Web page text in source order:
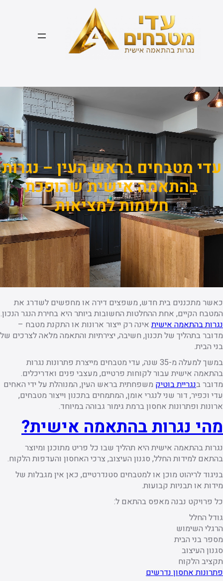
עדי מטבחים בראש העין – נגרות
בהתאמה אישית שהופכת
חלומות למציאות
כאשר מתכננים בית חדש, משפצים דירה או מחפשים לשדרג את
המטבח הקיים, אחת ההחלטות החשובות ביותר היא בחירת הנגר הנכון.
נגרות בהתאמה אישיתאינה רק ייצור ארונות או התקנת מטבח –
מדובר בתהליך של תכנון, חשיבה, יצירתיות והתאמה מלאה לצרכים של
בני הבית.
במשך למעלה מ-35 שנה, עדי מטבחים מייצרת פתרונות נגרות
בהתאמה אישית עבור לקוחות פרטיים, מעצבי פנים ואדריכלים.
מדובר בנגריית בוטיק משפחתית בראש העין, המנוהלת על ידי האחים
עדי וכפיר, דור שני לנגרי אומן, המתמחים בתכנון וייצור מטבחים,
ארונות ופתרונות אחסון ברמת גימור גבוהה במיוחד.
מהי נגרות בהתאמה אישית?
נגרות בהתאמה אישית היא תהליך שבו כל פריט מתוכנן ומיוצר
בהתאם למידות החלל, סגנון העיצוב, צרכי האחסון והעדפות הלקוח.
בניגוד לריהוט מוכן או למטבחים סטנדרטיים, כאן אין מגבלות של
מידות או תבניות קבועות.
כל פרויקט נבנה מאפס בהתאם ל:
גודל החלל
הרגלי השימוש
מספר בני הבית
סגנון העיצוב
תקציב הלקוח
פתרונות אחסון נדרשים